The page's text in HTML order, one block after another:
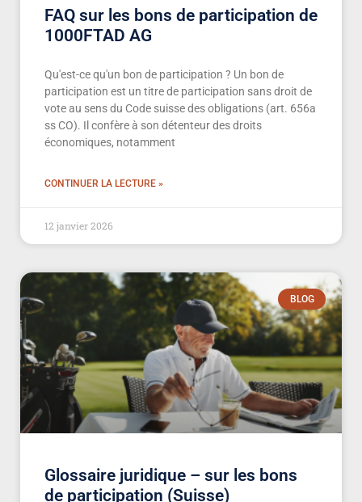
FAQ sur les bons de participation de
1000FTAD AG
Qu'est-ce qu'un bon de participation ? Un bon de
participation est un titre de participation sans droit de
vote au sens du Code suisse des obligations (art. 656a
ss CO). Il confère à son détenteur des droits
économiques, notamment
CONTINUER LA LECTURE »
12 janvier 2026
BLOG
Glossaire juridique – sur les bons
de participation (Suisse)